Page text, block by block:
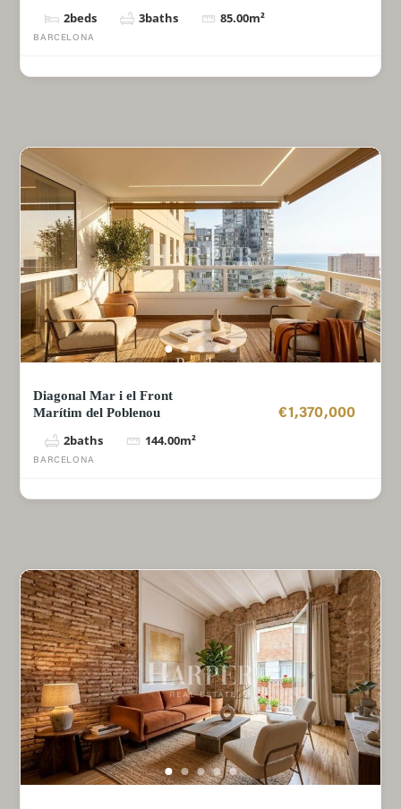
2beds 3baths 85.00m²
BARCELONA
Diagonal Mar i el Front
Marítim del Poblenou
€1,370,000
2baths 144.00m²
BARCELONA